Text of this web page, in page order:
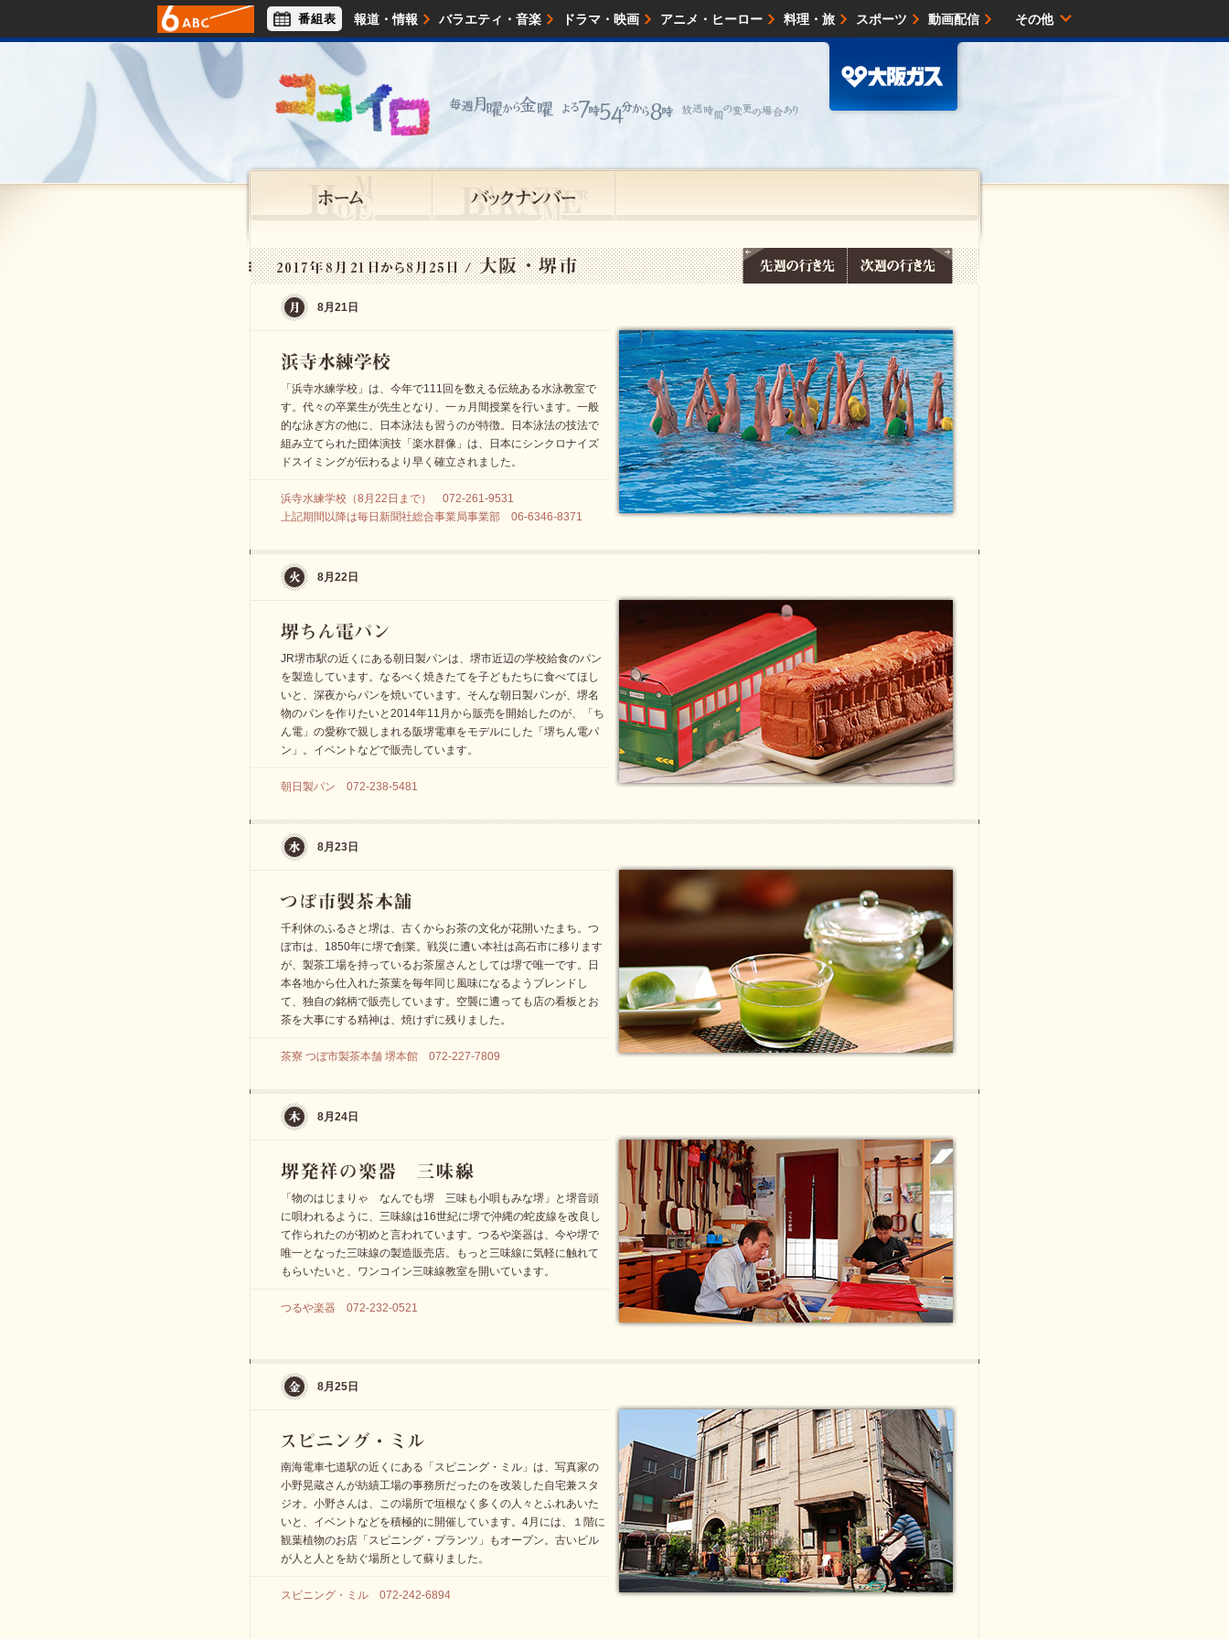
報道・情報 バラエティ・音楽 ドラマ・映画 アニメ・ヒーロー 料理・旅 スポーツ 動画配信
アナウンサー ライフスタイル
番組表 その他
8月21日
「浜寺水練学校」は、今年で111回を数える伝統ある水泳教室で
す。代々の卒業生が先生となり、一ヵ月間授業を行います。一般
的な泳ぎ方の他に、日本泳法も習うのが特徴。日本泳法の技法で
組み立てられた団体演技「楽水群像」は、日本にシンクロナイズ
ドスイミングが伝わるより早く確立されました。
浜寺水練学校（8月22日まで） 072-261-9531
上記期間以降は毎日新聞社総合事業局事業部 06-6346-8371
8月22日
JR堺市駅の近くにある朝日製パンは、堺市近辺の学校給食のパン
を製造しています。なるべく焼きたてを子どもたちに食べてほし
いと、深夜からパンを焼いています。そんな朝日製パンが、堺名
物のパンを作りたいと2014年11月から販売を開始したのが、「ち
ん電」の愛称で親しまれる阪堺電車をモデルにした「堺ちん電パ
ン」。イベントなどで販売しています。
朝日製パン 072-238-5481
8月23日
千利休のふるさと堺は、古くからお茶の文化が花開いたまち。つ
ぼ市は、1850年に堺で創業。戦災に遭い本社は高石市に移ります
が、製茶工場を持っているお茶屋さんとしては堺で唯一です。日
本各地から仕入れた茶葉を毎年同じ風味になるようブレンドし
て、独自の銘柄で販売しています。空襲に遭っても店の看板とお
茶を大事にする精神は、焼けずに残りました。
茶寮 つぼ市製茶本舗 堺本館 072-227-7809
8月24日
「物のはじまりゃ なんでも堺 三味も小唄もみな堺」と堺音頭
に唄われるように、三味線は16世紀に堺で沖縄の蛇皮線を改良し
て作られたのが初めと言われています。つるや楽器は、今や堺で
唯一となった三味線の製造販売店。もっと三味線に気軽に触れて
もらいたいと、ワンコイン三味線教室を開いています。
つるや楽器 072-232-0521
8月25日
南海電車七道駅の近くにある「スピニング・ミル」は、写真家の
小野晃蔵さんが紡績工場の事務所だったのを改装した自宅兼スタ
ジオ。小野さんは、この場所で垣根なく多くの人々とふれあいた
いと、イベントなどを積極的に開催しています。4月には、１階に
観葉植物のお店「スピニング・プランツ」もオープン。古いビル
が人と人とを紡ぐ場所として蘇りました。
スピニング・ミル 072-242-6894